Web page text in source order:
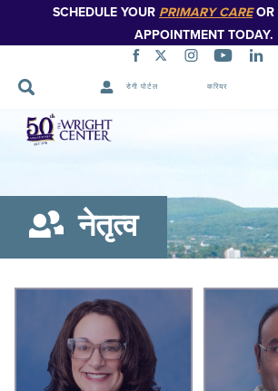
SCHEDULE YOUR PRIMARY CAREOR
APPOINTMENT TODAY.
रोगी पोर्टल करियर
नेविगेशन
छोड़ें
नेतृत्व